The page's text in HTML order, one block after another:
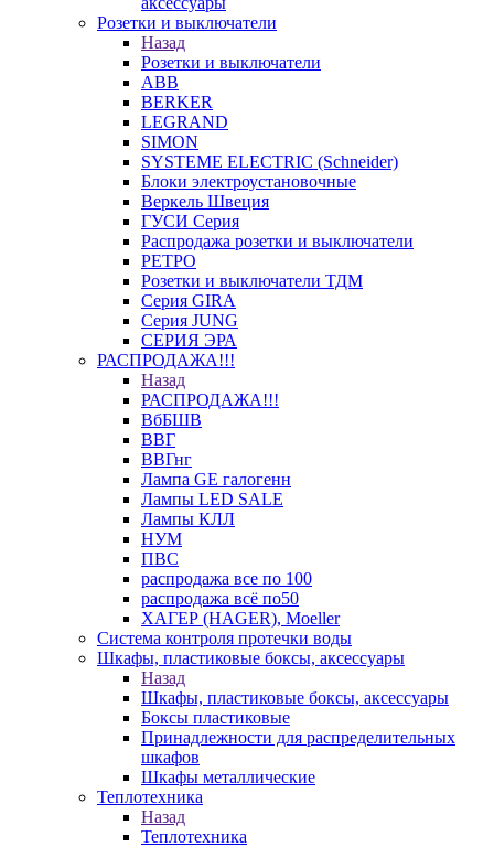
Розетки и выключатели
Назад
Розетки и выключатели
ABB
BERKER
LEGRAND
SIMON
SYSTEME ELECTRIC (Schneider)
Блоки электроустановочные
Веркель Швеция
ГУСИ Серия
Распродажа розетки и выключатели
РЕТРО
Розетки и выключатели ТДМ
Серия GIRA
Серия JUNG
СЕРИЯ ЭРА
РАСПРОДАЖА!!!
Назад
РАСПРОДАЖА!!!
ВбБШВ
ВВГ
ВВГнг
Лампа GE галогенн
Лампы LED SALE
Лампы КЛЛ
НУМ
ПВС
распродажа все по 100
распродажа всё по50
ХАГЕР (HAGER), Moeller
Система контроля протечки воды
Шкафы, пластиковые боксы, аксессуары
Назад
Шкафы, пластиковые боксы, аксессуары
Боксы пластиковые
Принадлежности для распределительных
шкафов
Шкафы металлические
Теплотехника
Назад
Теплотехника